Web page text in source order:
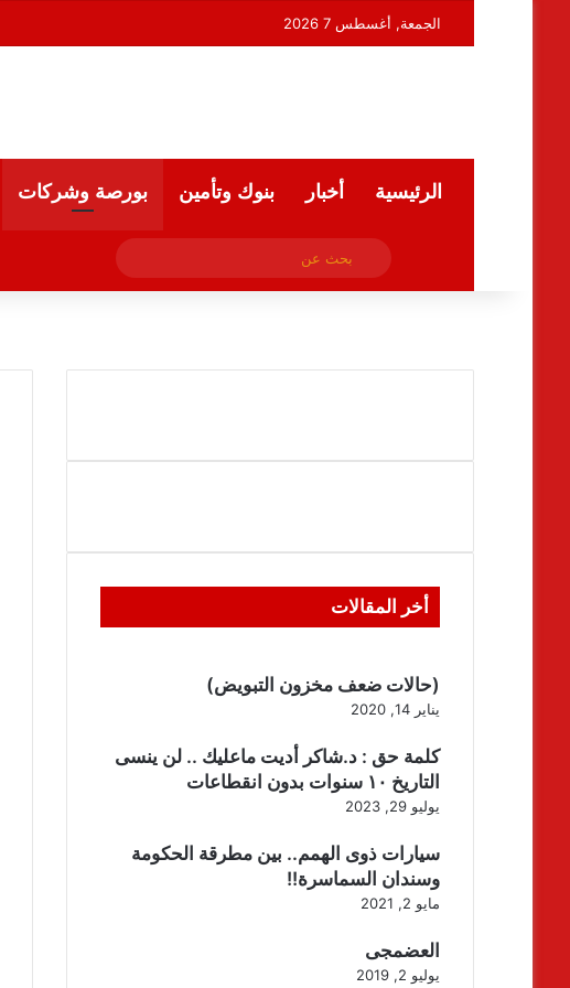
الجمعة, أغسطس 7 2026
الرئيسية أخبار بنوك وتأمين بورصة وشركات
فيسبوكملخص الموقع RSS
بحث
عن
أخر المقالات
(حالات ضعف مخزون التبويض)
يناير 14, 2020
كلمة حق : د.شاكر أديت ماعليك .. لن ينسى
التاريخ ١٠ سنوات بدون انقطاعات
يوليو 29, 2023
سيارات ذوى الهمم.. بين مطرقة الحكومة
وسندان السماسرة!!
مايو 2, 2021
العضمجى
يوليو 2, 2019